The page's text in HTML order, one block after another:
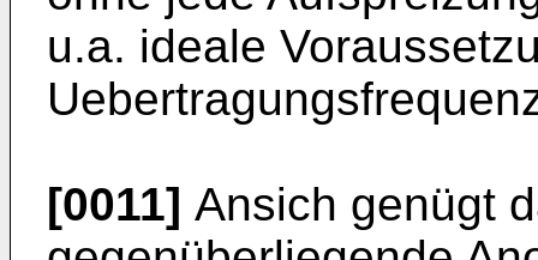
u.a. ideale
[0011] Ansich genügt